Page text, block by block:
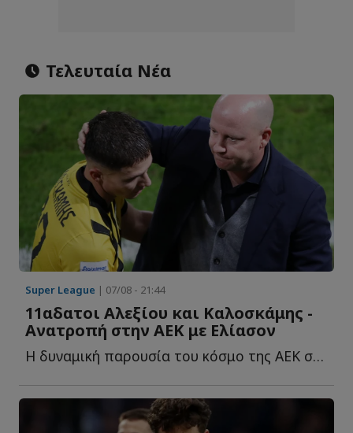
Τελευταία Νέα
Super League | 07/08 - 21:44
11αδατοι Αλεξίου και Καλοσκάμης -
Ανατροπή στην ΑΕΚ με Ελίασον
Η δυναμική παρουσία του κόσμο της ΑΕΚ στον τελικό του Su...